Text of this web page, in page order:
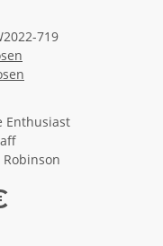
719
Enthusiast
Robinson